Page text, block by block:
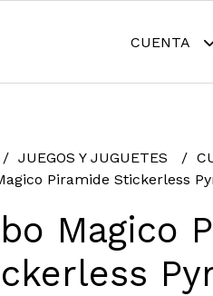
CUENTA
JUEGOS Y JUGUETES
Piramide Stickerless
Magico